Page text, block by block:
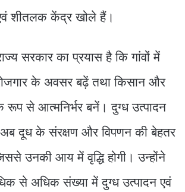
शीतलक केंद्र खोले हैं।
सरकार का प्रयास है कि गांवों में
के अवसर बढ़ें तथा किसान और
से आत्मनिर्भर बनें। दुग्ध उत्पादन
दूध के संरक्षण और विपणन की बेहतर
उनकी आय में वृद्धि होगी। उन्होंने
से अधिक संख्या में दुग्ध उत्पादन एवं